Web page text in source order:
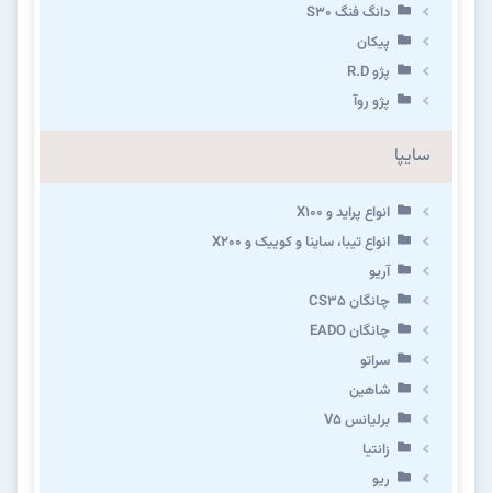
دانگ فنگ S30
پیکان
پژو R.D
پژو روآ
سایپا
انواع پراید و X100
انواع تیبا، ساینا و کوییک و X200
آریو
چانگان CS35
چانگان EADO
سراتو
شاهین
برلیانس V5
زانتیا
ریو